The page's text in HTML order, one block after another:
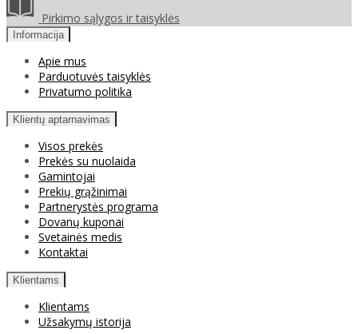
Pirkimo sąlygos ir taisyklės
Informacija
Apie mus
Parduotuvės taisyklės
Privatumo politika
Klientų aptarnavimas
Visos prekės
Prekės su nuolaida
Gamintojai
Prekių grąžinimai
Partnerystės programa
Dovanų kuponai
Svetainės medis
Kontaktai
Klientams
Klientams
Užsakymų istorija